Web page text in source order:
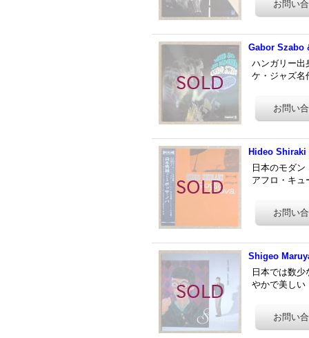
Gabor Szabo
ハンガリー出
ケ・ジャズ
Hideo Shiraki
日本のモダ
アフロ・キ
Shigeo
日本では数
やかで美しい